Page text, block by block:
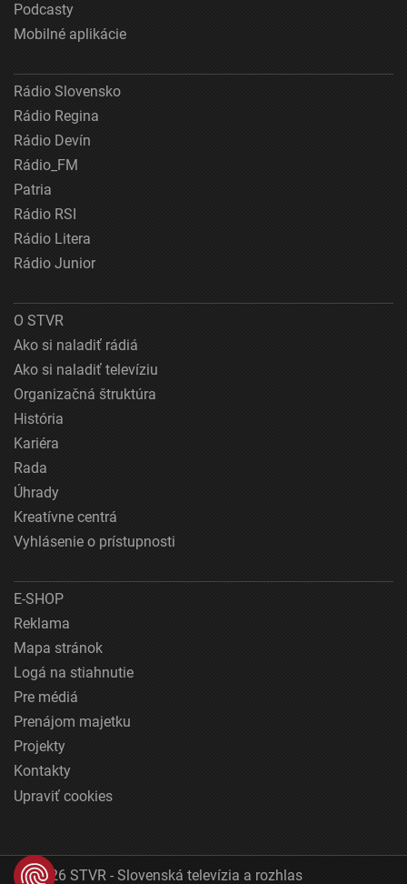
Podcasty
Mobilné aplikácie
Rádio Slovensko
Rádio Regina
Rádio Devín
Rádio_FM
Patria
Rádio RSI
Rádio Litera
Rádio Junior
O STVR
Ako si naladiť rádiá
Ako si naladiť televíziu
Organizačná štruktúra
História
Kariéra
Rada
Úhrady
Kreatívne centrá
Vyhlásenie o prístupnosti
E-SHOP
Reklama
Mapa stránok
Logá na stiahnutie
Pre médiá
Prenájom majetku
Projekty
Kontakty
Upraviť cookies
© 2026 STVR - Slovenská televízia a rozhlas